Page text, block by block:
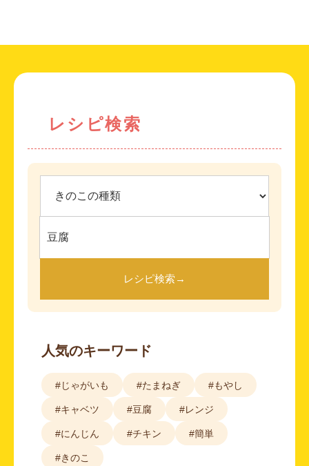
レシピ検索
レシピ検索→
人気のキーワード
#じゃがいも #たまねぎ #もやし
#キャベツ #豆腐 #レンジ
#にんじん #チキン #簡単
#きのこ